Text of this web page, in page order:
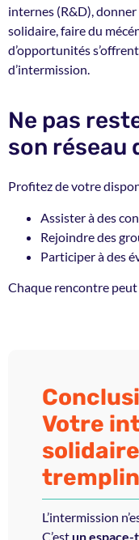
internes (R&D), donner
solidaire, faire du
d’opportunités
d’intermission.
Ne pas
son réseau
Profitez de votre
Assister à des
Rejoindre des
Participer à des
Chaque rencontre
Votre
tremplin
L’intermission
C’estun